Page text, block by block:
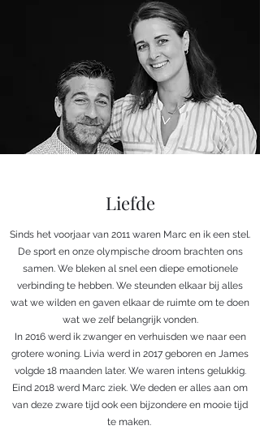
Liefde
Sinds het voorjaar van 2011 waren Marc en ik een stel.
De sport en onze olympische droom brachten ons
samen. We bleken al snel een diepe emotionele
verbinding te hebben. We steunden elkaar bij alles
wat we wilden en gaven elkaar de ruimte om te doen
wat we zelf belangrijk vonden.
In 2016 werd ik zwanger en verhuisden we naar een
grotere woning. Livia werd in 2017 geboren en James
volgde 18 maanden later. We waren intens gelukkig.
Eind 2018 werd Marc ziek. We deden er alles aan om
van deze zware tijd ook een bijzondere en mooie tijd
te maken.